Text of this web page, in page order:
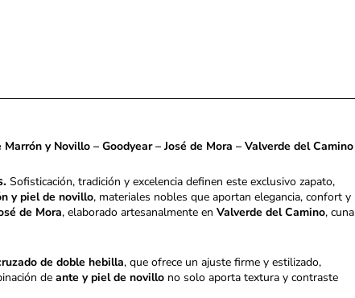
y Novillo – Goodyear – José de Mora – Valverde del Camino
Sofisticación, tradición y excelencia definen este exclusivo zapato,
y piel de novillo, materiales nobles que aportan elegancia, confort y
de Mora, elaborado artesanalmente en Valverde del Camino, cuna
de doble hebilla, que ofrece un ajuste firme y estilizado,
de ante y piel de novillo no solo aporta textura y contraste